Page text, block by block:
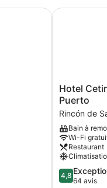
Hotel
Cetina
Cabo
de
Palos
Puerto
Rincón
de
San
Ginés
Hotel
Puerto
Rincón de
Bain à
Wi-Fi
Restaurant
4.8
sur
4,8
64 avis
Hotel